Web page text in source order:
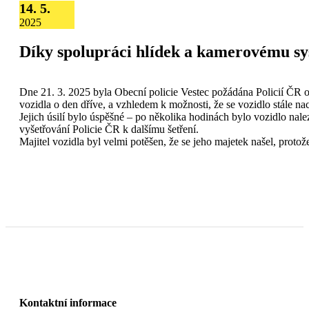
14. 5.
2025
Díky spolupráci hlídek a kamerovému
Dne 21. 3. 2025 byla Obecní policie Vestec požádána Policií
vozidla o den dříve, a vzhledem k možnosti, že se vozidlo stále
Jejich úsilí bylo úspěšné – po několika hodinách bylo vozidlo
vyšetřování Policie ČR k dalšímu šetření.
Majitel vozidla byl velmi potěšen, že se jeho majetek našel,
Kontaktní informace